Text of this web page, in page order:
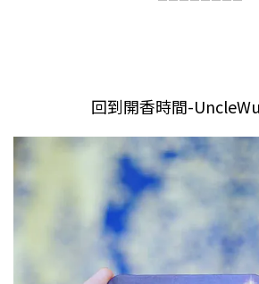
回到開香時間-